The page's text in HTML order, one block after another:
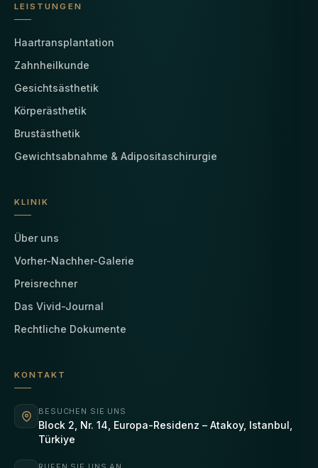
LEISTUNGEN
Haartransplantation
Zahnheilkunde
Gesichtsästhetik
Körperästhetik
Brustästhetik
Gewichtsabnahme & Adipositaschirurgie
KLINIK
Über uns
Vorher-Nachher-Galerie
Preisrechner
Das Vivid-Journal
Rechtliche Dokumente
KONTAKT
BESUCHEN SIE UNS
Block 2, Nr. 14, Europa-Residenz – Atakoy, Istanbul,
Türkiye